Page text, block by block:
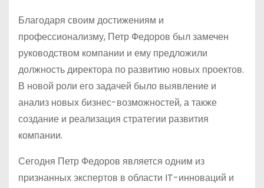
Благодаря своим достижениям и
профессионализму, Петр Федоров был замечен
руководством компании и ему предложили
должность директора по развитию новых проектов.
В новой роли его задачей было выявление и
анализ новых бизнес-возможностей, а также
создание и реализация стратегии развития
компании.
Сегодня Петр Федоров является одним из
признанных экспертов в области IT-инноваций и